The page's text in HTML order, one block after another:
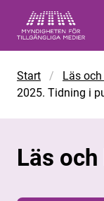
Start / Läs
2025. Tidning i
Läs och